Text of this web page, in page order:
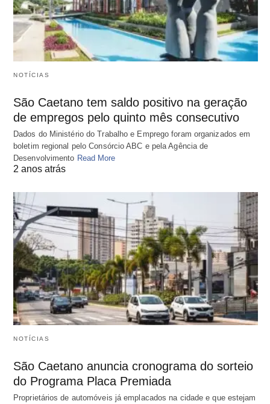
NOTÍCIAS
São Caetano tem saldo positivo na geração
de empregos pelo quinto mês consecutivo
Dados do Ministério do Trabalho e Emprego foram organizados em
boletim regional pelo Consórcio ABC e pela Agência de
Desenvolvimento Read More
2 anos atrás
NOTÍCIAS
São Caetano anuncia cronograma do sorteio
do Programa Placa Premiada
Proprietários de automóveis já emplacados na cidade e que estejam